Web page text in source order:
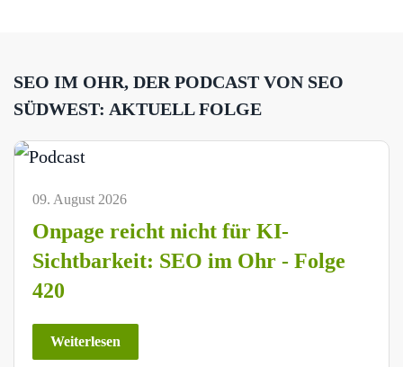
SEO IM OHR, DER PODCAST VON SEO
SÜDWEST: AKTUELL FOLGE
09. August 2026
Onpage reicht nicht für KI-
Sichtbarkeit: SEO im Ohr - Folge
420
Weiterlesen